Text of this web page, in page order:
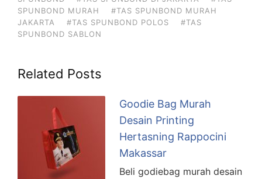
SPUNBOND MURAH
#TAS SPUNBOND MURAH
JAKARTA
#TAS SPUNBOND POLOS
#TAS
SPUNBOND SABLON
Related Posts
Goodie Bag Murah
Desain Printing
Hertasning Rappocini
Makassar
Beli godiebag murah desain